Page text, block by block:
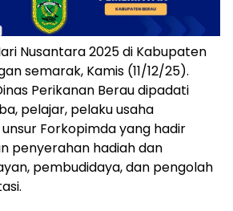
Nusantara 2025 di Kabupaten
semarak, Kamis (11/12/25).
Perikanan Berau dipadati
pelajar, pelaku usaha
Forkopimda yang hadir
penyerahan hadiah dan
pembudidaya, dan pengolah